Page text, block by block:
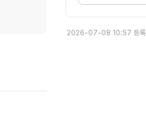
2026-07-08 10:57 등록